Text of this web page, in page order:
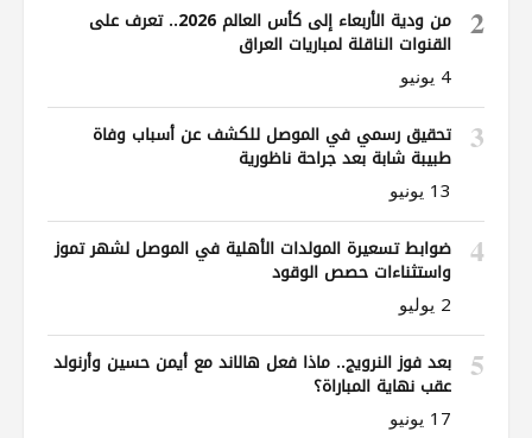
2 من ودية الأربعاء إلى كأس العالم 2026.. تعرف على
القنوات الناقلة لمباريات العراق
4 يونيو
3 تحقيق رسمي في الموصل للكشف عن أسباب وفاة
طبيبة شابة بعد جراحة ناظورية
13 يونيو
4 ضوابط تسعيرة المولدات الأهلية في الموصل لشهر تموز
واستثناءات حصص الوقود
2 يوليو
5 بعد فوز النرويج.. ماذا فعل هالاند مع أيمن حسين وأرنولد
عقب نهاية المباراة؟
17 يونيو